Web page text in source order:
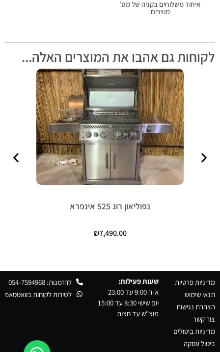
איחוד משלוחים בקניה של מס'
מוצרים
לקוחות גם אהבו את המוצרים האלה...
נפוליאון רוג 525 אינפרא
₪7,490.00
מדיניות פרטיות
תנאי שימוש
הצהרת נגישות
צור קשר
מדיניות ביטולים
ביטול עסקה
שעות פעילות:
א-ה 9:00 עד 23:00
יום שישי 8:30 עד 15:00
מוצ"ש עד חצות
להזמנות: 054-7594968
לשירות לקוחות בוואטסאפ